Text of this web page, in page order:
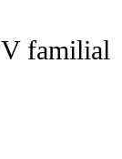
familial